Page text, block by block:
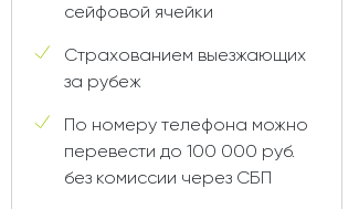
сейфовой ячейки
Страхованием выезжающих
за рубеж
По номеру телефона можно
перевести до 100 000 руб.
без комиссии через СБП